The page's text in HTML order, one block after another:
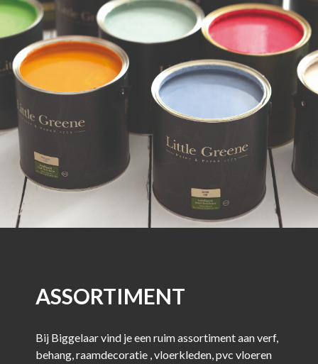
ASSORTIMENT
Bij Biggelaar vind je een ruim assortiment aan verf,
behang, raamdecoratie , vloerkleden, pvc vloeren